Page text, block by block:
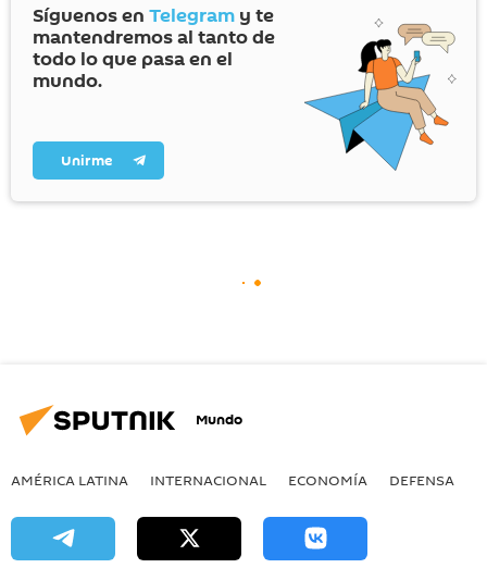
Síguenos en Telegram y te
mantendremos al tanto de
todo lo que pasa en el
mundo.
Unirme
Mundo
AMÉRICA LATINA INTERNACIONAL ECONOMÍA DEFENSA